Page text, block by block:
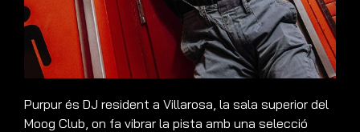
Purpur és DJ resident a Villarosa, la sala superior del
Moog Club, on fa vibrar la pista amb una selecció